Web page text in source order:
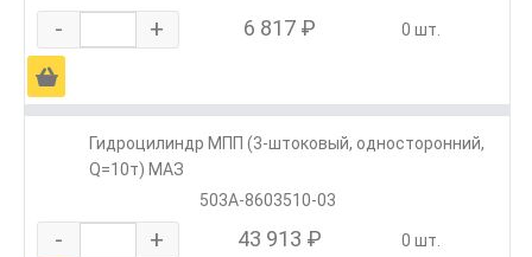
- + 6 817 ₽ 0 шт.
Ä
Гидроцилиндр МПП (3-штоковый, односторонний,
Q=10т) МАЗ
503А-8603510-03
- + 43 913 ₽ 0 шт.